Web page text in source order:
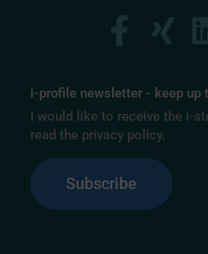
i-profile newsletter - keep up
I would like to receive the i-
read the privacy policy.
Subscribe